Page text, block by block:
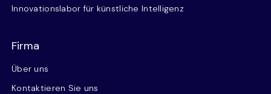
Innovationslabor für künstliche Intelligenz
Firma
Über uns
Kontaktieren Sie uns